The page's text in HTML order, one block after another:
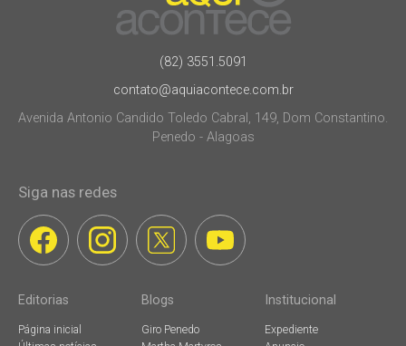
(82) 3551.5091
contato@aquiacontece.com.br
Avenida Antonio Candido Toledo Cabral, 149, Dom Constantino.
Penedo - Alagoas
Siga nas redes
Editorias
Página inicial
Blogs
Giro Penedo
Institucional
Expediente